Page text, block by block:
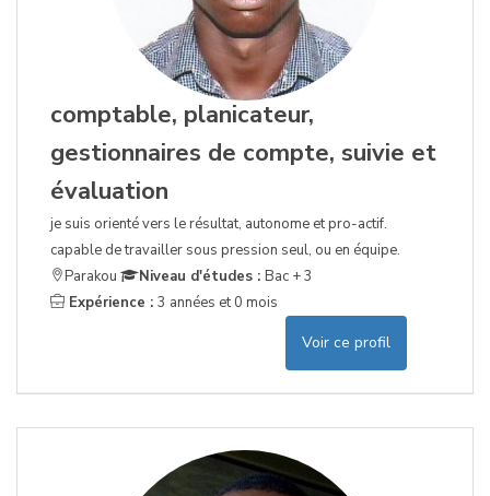
comptable, planicateur,
gestionnaires de compte, suivie et
évaluation
je suis orienté vers le résultat, autonome et pro-actif.
capable de travailler sous pression seul, ou en équipe.
Parakou
Niveau d'études : Bac + 3
Expérience : 3 années et 0 mois
Voir ce profil